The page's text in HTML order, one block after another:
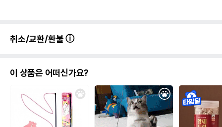
취소/교환/환불
이 상품은 어떠신가요?